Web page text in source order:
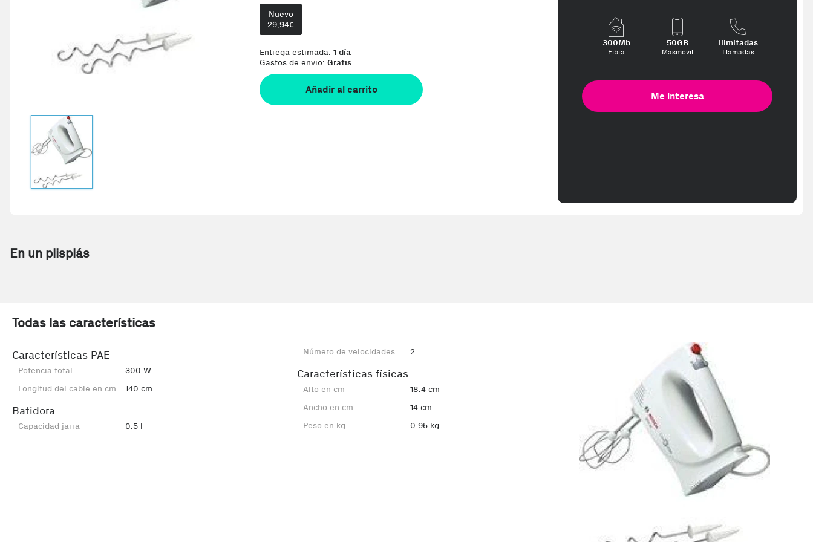
Nuevo
29,94€
Entrega estimada: 1 día
Gastos de envio: Gratis
Añadir al carrito
300Mb
Fibra
50GB
Masmovil
Ilimitadas
Llamadas
Me interesa
En un plisplás
Todas las características
Características PAE
Potencia total
300 W
Longitud del cable en cm
140 cm
Batidora
Capacidad jarra 0.5 l
Número de velocidades 2
Características físicas
Alto en cm
18.4 cm
Ancho en cm
14 cm
Peso en kg
0.95 kg